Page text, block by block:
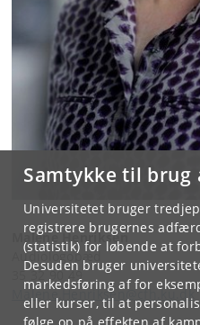
Samtykke til brug
Universitetet bruger
registrere brugernes
(statistik) for løbende at
Desuden bruger
markedsføring af for
eller kurser, til at
Malene Henriksen
Audiologopæd
35 32 90 49
Malene.Henriksen@cfh.ku.dk